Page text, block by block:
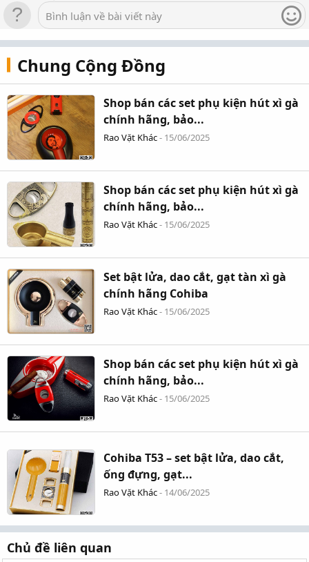
Bình luận về bài viết này
Chung Cộng Đồng
Shop bán các set phụ kiện hút xì gà
chính hãng, bảo...
Rao Vặt Khác- 15/06/2025
Shop bán các set phụ kiện hút xì gà
chính hãng, bảo...
Rao Vặt Khác- 15/06/2025
Set bật lửa, dao cắt, gạt tàn xì gà
chính hãng Cohiba
Rao Vặt Khác- 15/06/2025
Shop bán các set phụ kiện hút xì gà
chính hãng, bảo...
Rao Vặt Khác- 15/06/2025
Cohiba T53 – set bật lửa, dao cắt,
ống đựng, gạt...
Rao Vặt Khác- 14/06/2025
Chủ đề liên quan